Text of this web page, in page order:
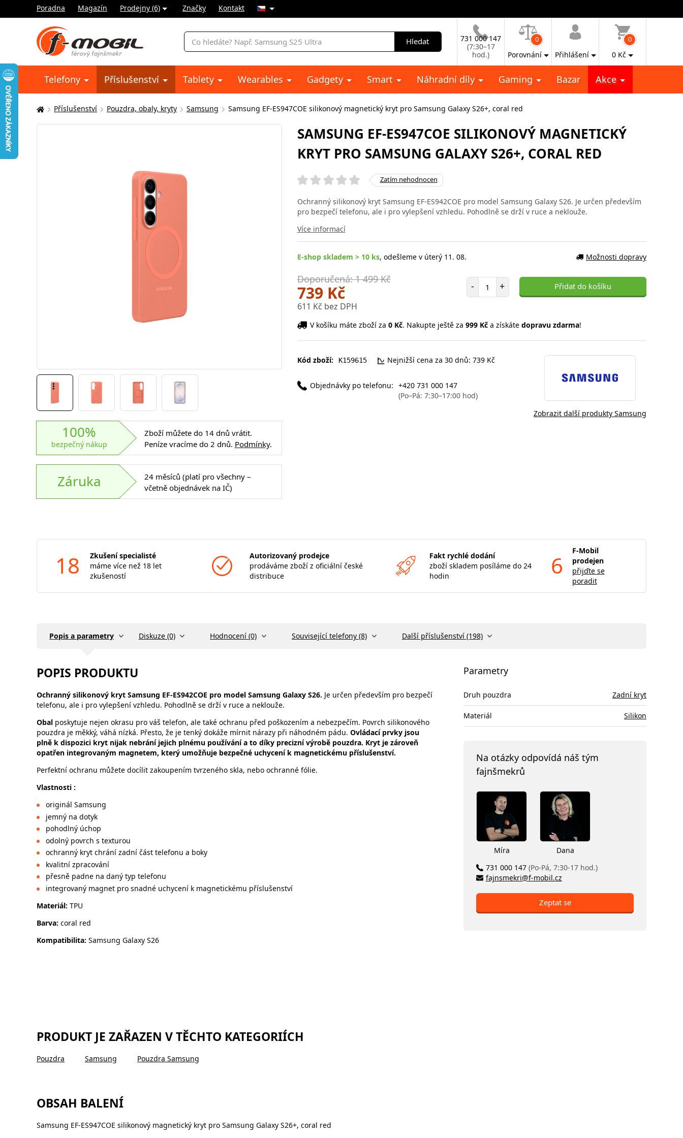
Poradna Magazín Prodejny (6) Značky Kontakt
Vyhledávání
Hledat
731 000 147
(7:30–17
hod.)
0
Porovnání Přihlášení
0
0 Kč
Telefony Příslušenství Tablety Wearables Gadgety Smart Náhradní díly Gaming Bazar Akce
Zde
se
Příslušenství Pouzdra, obaly, kryty Samsung Samsung EF-ES947COE silikonový magnetický kryt pro Samsung Galaxy S26+, coral red
100%
bezpečný nákup
Zboží můžete do 14 dnů vrátit.
Peníze vracíme do 2 dnů. Podmínky.
Záruka
24 měsíců (platí pro všechny –
včetně objednávek na IČ)
SAMSUNG EF-ES947COE SILIKONOVÝ MAGNETICKÝ
KRYT PRO SAMSUNG GALAXY S26+, CORAL RED
Zatím nehodnocen
Ochranný silikonový kryt Samsung EF-ES942COE pro model Samsung Galaxy S26. Je určen především
pro bezpečí telefonu, ale i pro vylepšení vzhledu. Pohodlně se drží v ruce a neklouže.
Více informací
E-shop skladem > 10 ks, odešleme v úterý 11. 08. Možnosti dopravy
Doporučená: 1 499 Kč
739 Kč
611 Kč bez DPH
- Počet položek
+ Přidat do košíku
V košíku máte zboží za 0 Kč. Nakupte ještě za 999 Kča získáte dopravu zdarma!
Kód zboží: K159615 Nejnižší cena za 30 dnů: 739 Kč
Objednávky po telefonu: +420 731 000 147
(Po–Pá: 7:30–17:00 hod)
Zobrazit další produkty Samsung
18
Zkušení specialisté
máme více než 18 let
zkušeností
Autorizovaný prodejce
prodáváme zboží z oficiální české
distribuce
Fakt rychlé dodání
zboží skladem posíláme do 24
hodin
6
F-Mobil
prodejen
přijďte se
poradit
Popis a parametry Diskuze (0) Hodnocení (0) Související telefony (8) Další příslušenství (198)
POPIS PRODUKTU
Ochranný silikonový kryt Samsung EF-ES942COE pro model Samsung Galaxy S26. Je určen především pro bezpečí
telefonu, ale i pro vylepšení vzhledu. Pohodlně se drží v ruce a neklouže.
Obal poskytuje nejen okrasu pro váš telefon, ale také ochranu před poškozením a nebezpečím. Povrch silikonového
pouzdra je měkký, váhá nízká. Přesto, že je tenký dokáže mírnit nárazy při náhodném pádu. Ovládací prvky jsou
plně k dispozici kryt nijak nebrání jejich plnému používání a to díky precizní výrobě pouzdra. Kryt je zároveň
opatřen integrovaným magnetem, který umožňuje bezpečné uchycení k magnetickému příslušenství.
Perfektní ochranu můžete docílit zakoupením tvrzeného skla, nebo ochranné fólie.
Vlastnosti :
originál Samsung
jemný na dotyk
pohodlný úchop
odolný povrch s texturou
ochranný kryt chrání zadní část telefonu a boky
kvalitní zpracování
přesně padne na daný typ telefonu
integrovaný magnet pro snadné uchycení k magnetickému příslušenství
Materiál: TPU
Barva: coral red
Kompatibilita: Samsung Galaxy S26
PRODUKT JE ZAŘAZEN V TĚCHTO KATEGORIÍCH
Pouzdra Samsung Pouzdra Samsung
OBSAH BALENÍ
Samsung EF-ES947COE silikonový magnetický kryt pro Samsung Galaxy S26+, coral red
Parametry
Druh pouzdra Zadní kryt
Materiál Silikon
Na otázky odpovídá náš tým
fajnšmekrů
Míra
Dana
731 000 147 (Po-Pá, 7:30-17 hod.)
fajnsmekri@f-mobil.cz
Zeptat se